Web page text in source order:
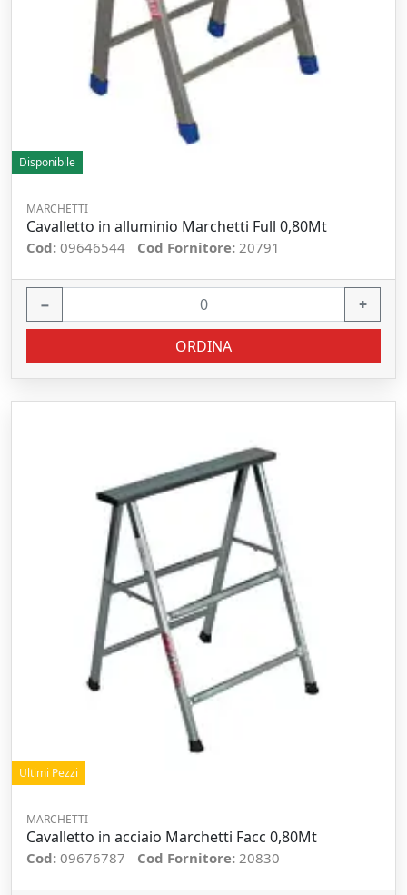
Disponibile
MARCHETTI
Cavalletto in alluminio Marchetti Full 0,80Mt
Cod: 09646544 Cod Fornitore: 20791
− +
ORDINA
Ultimi Pezzi
MARCHETTI
Cavalletto in acciaio Marchetti Facc 0,80Mt
Cod: 09676787 Cod Fornitore: 20830